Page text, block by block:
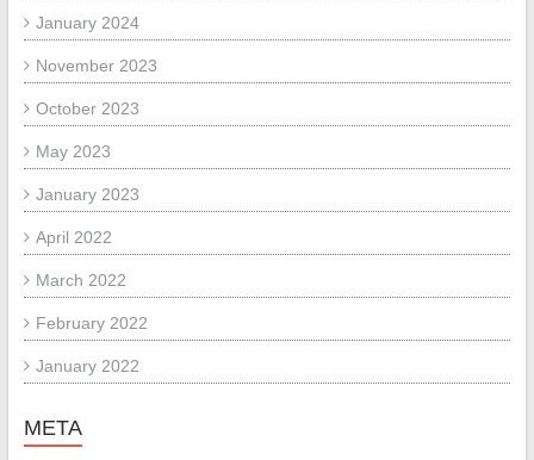
January 2024
November 2023
October 2023
May 2023
January 2023
April 2022
March 2022
February 2022
January 2022
META